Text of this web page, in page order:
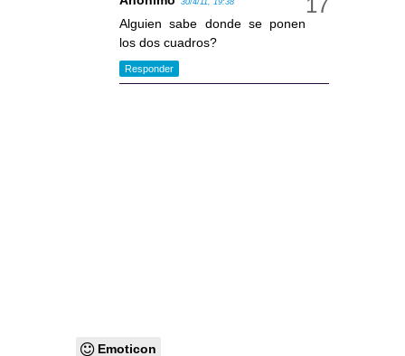
30/4/11, 19:38
Alguien sabe donde se ponen
los dos cuadros?
Responder
Emoticon